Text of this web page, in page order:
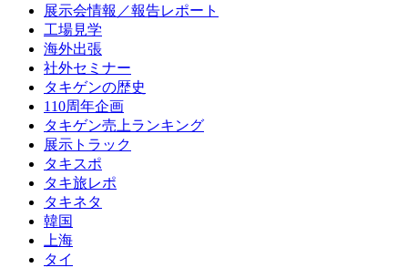
展示会情報／報告レポート
工場見学
海外出張
社外セミナー
タキゲンの歴史
110周年企画
タキゲン売上ランキング
展示トラック
タキスポ
タキ旅レポ
タキネタ
韓国
上海
タイ